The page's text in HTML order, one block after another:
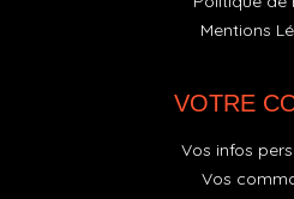
Mentions
VOTRE
Vos infos
Vos